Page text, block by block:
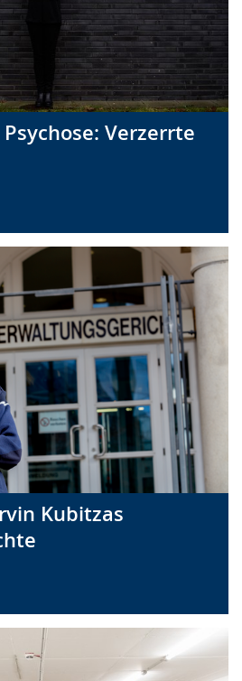
Verzerrte
Kubitzas